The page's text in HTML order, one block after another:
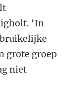
‘In
grote groep
niet